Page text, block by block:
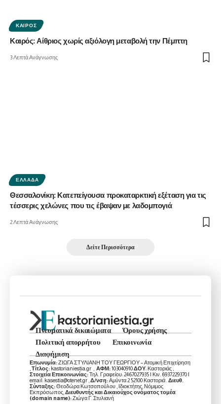
ΚΑΙΡΌΣ
Καιρός: Αίθριος χωρίς αξιόλογη μεταβολή την Πέμπτη
3 Λεπτά Ανάγνωσης
ΕΛΛΆΔΑ
Θεσσαλονίκη: Κατεπείγουσα προκαταρκτική εξέταση για τις
τέσσερις χελώνες που τις έβαψαν με λαδομπογιά
2 Λεπτά Ανάγνωσης
Δείτε Περισσότερα
Πνευματικά δικαιώματα
Όρους χρήσης
Πολιτική απορρήτου
Επικοινωνία
Διαφήμιση
Επωνυμία:ΖΙΩΓΑ ΣΤΥΛΙΑΝΗ ΤΟΥ ΓΕΩΡΓΙΟΥ – Ατομική Επιχείρηση
Τίτλος: kastorianiestia.gr , ΑΦΜ:103040910ΔΟΥ: Καστοριάς ,
Στοιχεία Επικοινωνίας:Τηλ. Γραφείου: 2467027935 | Κιν. 6937229370 |
email: kasestia@otenet.gr , Δ/νση:Αμύντα 2 52100 Καστοριά . Διευθ.
Σύνταξης:Θεοδώρα Κωτσοπούλου , Ιδιοκτήτης, Νόμιμος
Εκπρόσωπος, Διευθυντής και Δικαιούχος ονόματος τομέα
(domain name):Ζιώγα Γ. Στυλιανή